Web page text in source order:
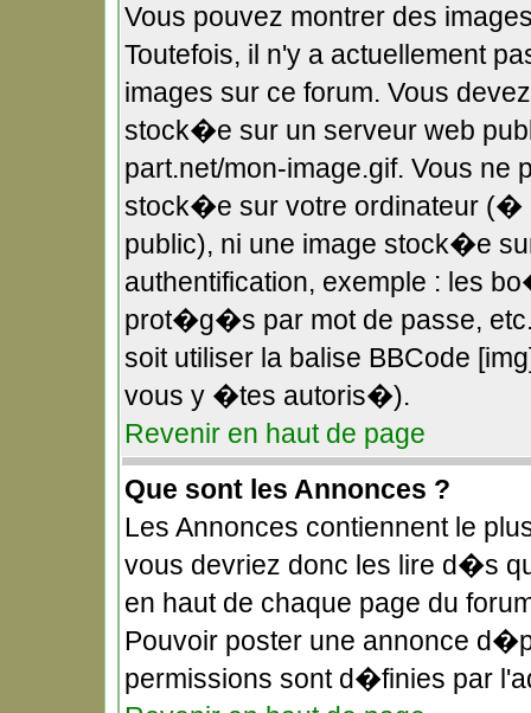
Vous pouvez montrer des
Toutefois, il n'y a actuellement
images sur ce forum. Vous
stock�e sur un serveur web
part.net/mon-image.gif. Vous
stock�e sur votre ordinateur (�
public), ni une image stock�e
authentification, exemple : les
prot�g�s par mot de passe,
soit utiliser la balise BBCode
vous y �tes autoris�).
Revenir en haut de page
Que sont les Annonces ?
Les Annonces contiennent le
vous devriez donc les lire d�s
en haut de chaque page du
Pouvoir poster une annonce
permissions sont d�finies par